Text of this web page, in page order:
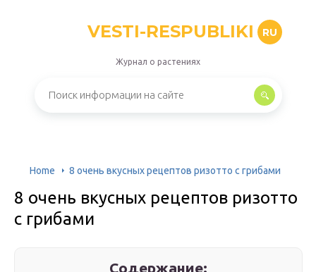
VESTI-RESPUBLIKI RU
Журнал о растениях
Home 8 очень вкусных рецептов ризотто с грибами
8 очень вкусных рецептов ризотто
с грибами
Содержание: